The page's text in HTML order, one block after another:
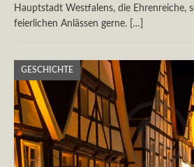
Hauptstadt Westfalens, die Ehrenreiche,
feierlichen Anlässen gerne.
[…]
GESCHICHTE